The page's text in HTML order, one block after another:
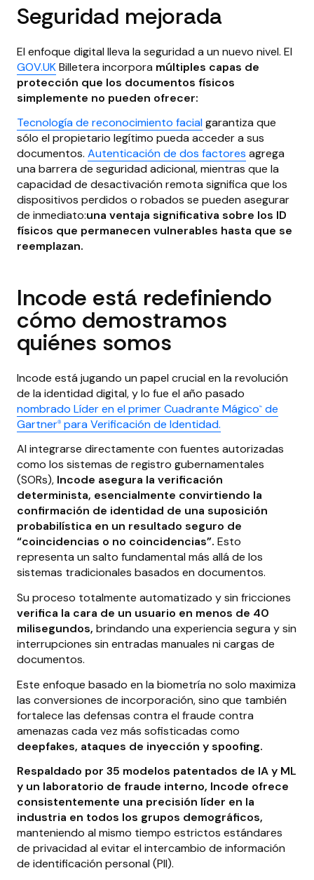
Seguridad mejorada
El enfoque digital lleva la seguridad a un nuevo nivel. El
GOV.UKBilletera incorpora múltiples capas de
protección que los documentos físicos
simplemente no pueden ofrecer:
Tecnología de reconocimiento facialgarantiza que
sólo el propietario legítimo pueda acceder a sus
documentos. Autenticación de dos factores agrega
una barrera de seguridad adicional, mientras que la
capacidad de desactivación remota significa que los
dispositivos perdidos o robados se pueden asegurar
de inmediato:una ventaja significativa sobre los ID
físicos que permanecen vulnerables hasta que se
reemplazan.
Incode está redefiniendo
cómo demostramos
quiénes somos
Incode está jugando un papel crucial en la revolución
de la identidad digital, y lo fue el año pasado
nombrado Líder en el primer Cuadrante Mágico™
de
Gartner® para Verificación de Identidad.
Al integrarse directamente con fuentes autorizadas
como los sistemas de registro gubernamentales
(SORs), Incode asegura la verificación
determinista, esencialmente convirtiendo la
confirmación de identidad de una suposición
probabilística en un resultado seguro de
“coincidencias o no coincidencias”. Esto
representa un salto fundamental más allá de los
sistemas tradicionales basados en documentos.
Su proceso totalmente automatizado y sin fricciones
verifica la cara de un usuario en menos de 40
milisegundos, brindando una experiencia segura y sin
interrupciones sin entradas manuales ni cargas de
documentos.
Este enfoque basado en la biometría no solo maximiza
las conversiones de incorporación, sino que también
fortalece las defensas contra el fraude contra
amenazas cada vez más sofisticadas como
deepfakes, ataques de inyección y spoofing.
Respaldado por 35 modelos patentados de IA y ML
y un laboratorio de fraude interno, Incode ofrece
consistentemente una precisión líder en la
industria en todos los grupos demográficos,
manteniendo al mismo tiempo estrictos estándares
de privacidad al evitar el intercambio de información
de identificación personal (PII).